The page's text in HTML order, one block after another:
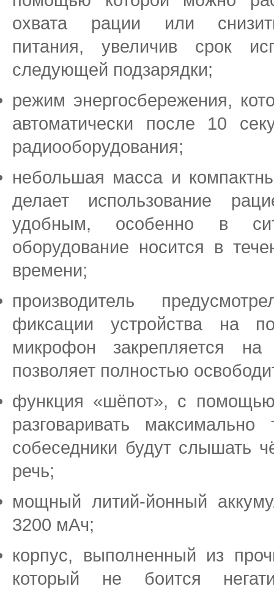
охвата рации или
питания, увеличив срок
следующей подзарядки;
режим энергосбережения,
автоматически после 10
радиооборудования;
небольшая масса и
делает использование
удобным, особенно в
оборудование носится в
времени;
производитель
фиксации устройства на
микрофон закрепляется на
позволяет полностью
функция «шёпот», с
разговаривать
собеседники будут слышать
речь;
мощный литий-йонный
3200 мАч;
корпус, выполненный из
который не боится